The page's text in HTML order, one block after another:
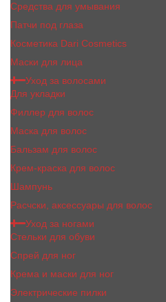
Средства для умывания
Патчи под глаза
Косметика Dari Cosmetics
Маски для лица
Уход за волосами
Для укладки
Филлер для волос
Маска для волос
Бальзам для волос
Крем-краска для волос
Шампунь
Расчски, аксессуары для волос
Уход за ногами
Стельки для обуви
Спрей для ног
Крема и маски для ног
Электрические пилки